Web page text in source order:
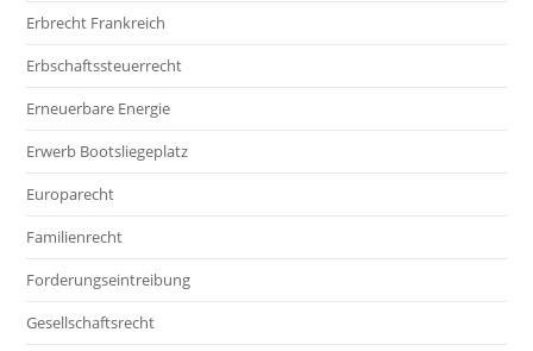
Erbrecht Frankreich
Erbschaftssteuerrecht
Erneuerbare Energie
Erwerb Bootsliegeplatz
Europarecht
Familienrecht
Forderungseintreibung
Gesellschaftsrecht